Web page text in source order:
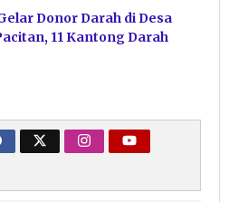
Donor Darah di Desa
11 Kantong Darah